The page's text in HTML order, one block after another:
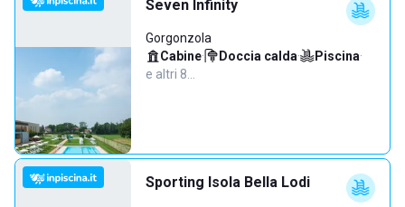
Seven Infinity
Gorgonzola
Cabine· Doccia calda· Piscina·
e altri 8…
Sporting Isola Bella Lodi